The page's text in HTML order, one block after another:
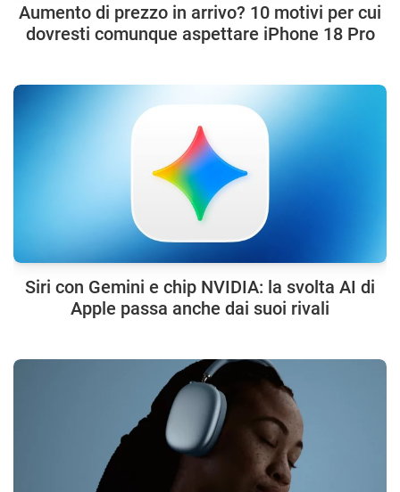
Aumento di prezzo in arrivo? 10 motivi per cui
dovresti comunque aspettare iPhone 18 Pro
Siri con Gemini e chip NVIDIA: la svolta AI di
Apple passa anche dai suoi rivali